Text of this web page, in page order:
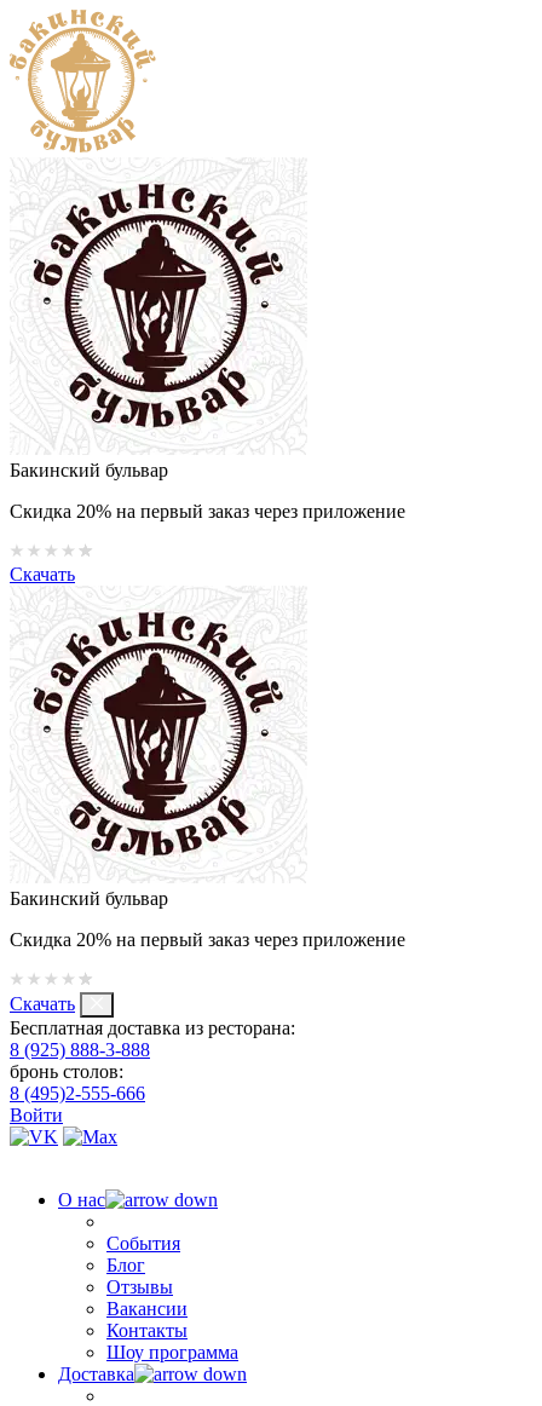
Бакинский бульвар
Скидка 20% на первый заказ через приложение
Скачать
Бакинский бульвар
Скидка 20% на первый заказ через приложение
Скачать
Бесплатная доставка из ресторана:
8 (925) 888-3-888
бронь столов:
8 (495)2-555-666
Войти
О нас
События
Блог
Отзывы
Вакансии
Контакты
Шоу программа
Доставка